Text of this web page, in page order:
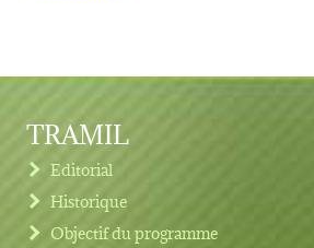
TRAMIL
Editorial
Historique
Objectif du programme